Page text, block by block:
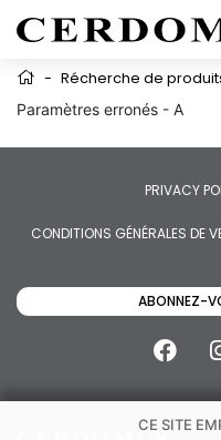
- Récherche de
Paramètres erronés - A
PRIVACY
CONDITIONS GÉNÉRALES DE
ABONNEZ-
CE SITE